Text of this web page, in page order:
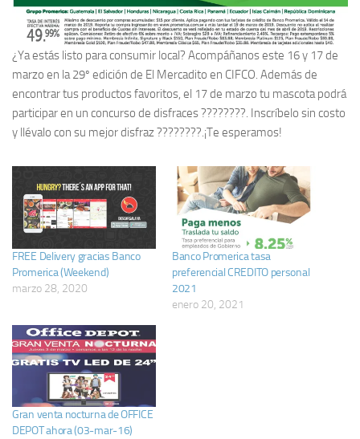
¿Ya estás listo para consumir local? Acompáñanos este 16 y 17 de
marzo en la 29º edición de El Mercadito en CIFCO. Además de
encontrar tus productos favoritos, el 17 de marzo tu mascota podrá
participar en un concurso de disfraces ????????. Inscríbelo sin costo
y llévalo con su mejor disfraz ????????.¡Te esperamos!
FREE Delivery gracias Banco
Promerica (Weekend)
marzo 28, 2020
Banco Promerica tasa
preferencial CREDITO personal
2021
enero 20, 2021
Gran venta nocturna de OFFICE
DEPOT ahora (03-mar-16)